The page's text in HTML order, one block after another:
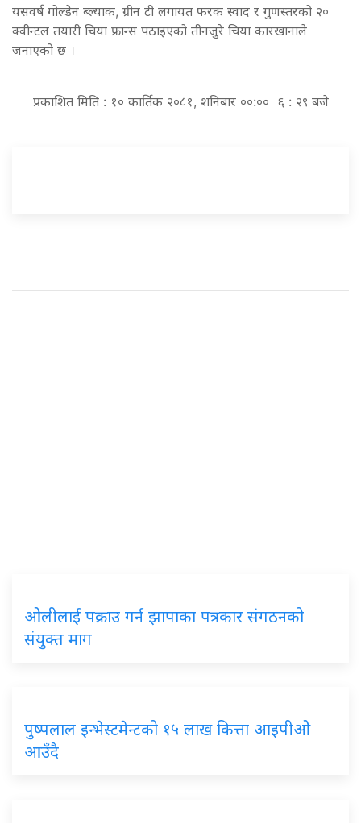
यसवर्ष गोल्डेन ब्ल्याक, ग्रीन टी लगायत फरक स्वाद र गुणस्तरको २०
क्वीन्टल तयारी चिया फ्रान्स पठाइएको तीनजुरे चिया कारखानाले
जनाएको छ ।
प्रकाशित मिति : १० कार्तिक २०८१, शनिबार ००:०० ६ : २९ बजे
ओलीलाई पक्राउ गर्न झापाका पत्रकार संगठनको
संयुक्त माग
पुष्पलाल इन्भेस्टमेन्टको १५ लाख कित्ता आइपीओ
आउँदै